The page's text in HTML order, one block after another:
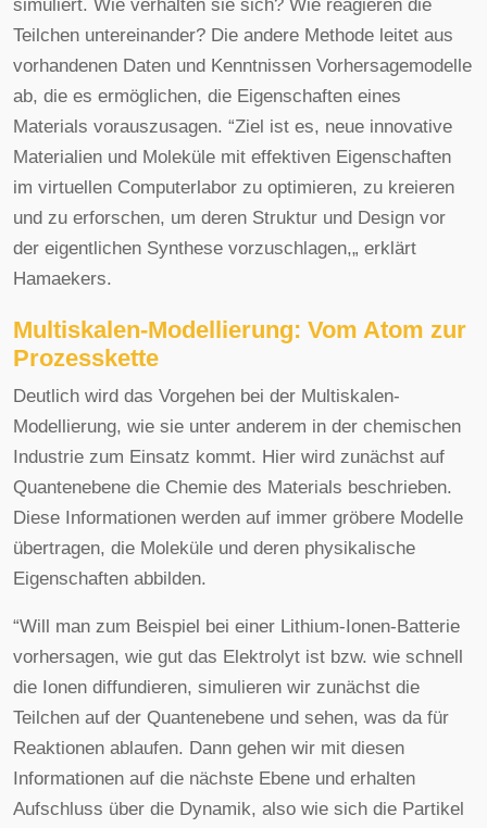
simuliert. Wie verhalten sie sich? Wie reagieren die
Teilchen untereinander? Die andere Methode leitet aus
vorhandenen Daten und Kenntnissen Vorhersagemodelle
ab, die es ermöglichen, die Eigenschaften eines
Materials vorauszusagen. “Ziel ist es, neue innovative
Materialien und Moleküle mit effektiven Eigenschaften
im virtuellen Computerlabor zu optimieren, zu kreieren
und zu erforschen, um deren Struktur und Design vor
der eigentlichen Synthese vorzuschlagen,„ erklärt
Hamaekers.
Multiskalen-Modellierung: Vom Atom zur
Prozesskette
Deutlich wird das Vorgehen bei der Multiskalen-
Modellierung, wie sie unter anderem in der chemischen
Industrie zum Einsatz kommt. Hier wird zunächst auf
Quantenebene die Chemie des Materials beschrieben.
Diese Informationen werden auf immer gröbere Modelle
übertragen, die Moleküle und deren physikalische
Eigenschaften abbilden.
“Will man zum Beispiel bei einer Lithium-Ionen-Batterie
vorhersagen, wie gut das Elektrolyt ist bzw. wie schnell
die Ionen diffundieren, simulieren wir zunächst die
Teilchen auf der Quantenebene und sehen, was da für
Reaktionen ablaufen. Dann gehen wir mit diesen
Informationen auf die nächste Ebene und erhalten
Aufschluss über die Dynamik, also wie sich die Partikel